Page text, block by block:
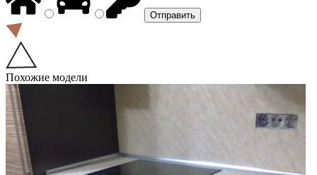
Похожие модели